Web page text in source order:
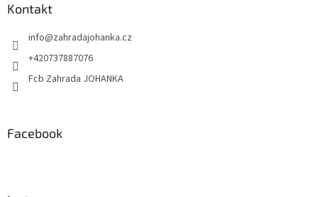
Kontakt
info@zahradajohanka.cz
+420737887076
Fcb Zahrada JOHANKA
Facebook